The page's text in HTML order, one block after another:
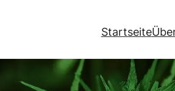
Startseite